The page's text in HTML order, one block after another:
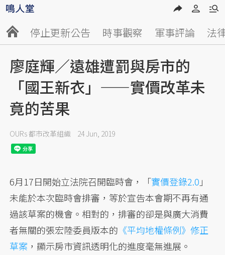
停止更新公告 時事觀察 軍事評論 法
廖庭輝／遠雄遭罰與房市的
「國王新衣」——實價改革未
竟的苦果
OURs 都市改革組織 24 Jun, 2019
6月17日開始立法院召開臨時會，「實價登錄2.0 」
未能於本次臨時會排審，等於宣告本會期不再有通
過該草案的機會。相對的，排審的卻是與廣大消費
者無關的張宏陸委員版本的 《平均地權條例》修正
草案 ，顯示房市資訊透明化的進度毫無進展。